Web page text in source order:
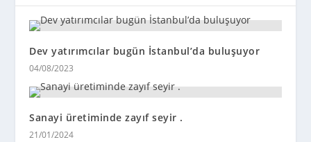
Dev yatırımcılar bugün İstanbul’da buluşuyor
04/08/2023
Sanayi üretiminde zayıf seyir .
21/01/2024